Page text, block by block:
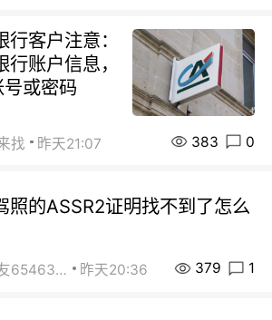
客户注意：
账户信息，
或密码
找 昨天21:07 383 0
照的ASSR2证明找不到了怎么
街友65463281 昨天20:36 379 1